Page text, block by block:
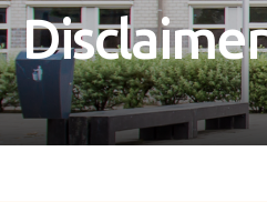
Disclaimer